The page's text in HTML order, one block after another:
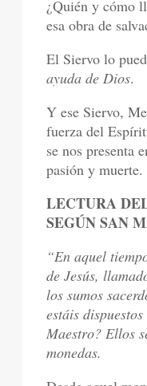
¿Quién y cómo
esa obra de
El Siervo lo
ayuda de Dios.
Y ese Siervo,
fuerza del
se nos presenta
pasión y muerte.
LECTURA
SEGÚN SAN
“En aquel
de Jesús,
los sumos
estáis
Maestro? Ellos
monedas.